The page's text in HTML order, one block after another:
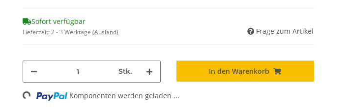
Sofort verfügbar
Lieferzeit:2 - 3 Werktage (Ausland) Frage zum Artikel
Stk. In den Warenkorb
Loading... Komponenten werden geladen ...